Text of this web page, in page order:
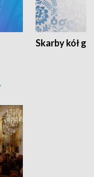
Skarby kół